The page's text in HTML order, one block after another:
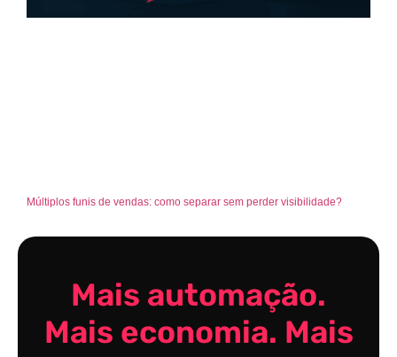
Múltiplos funis de vendas: como separar sem perder visibilidade?
Mais automação.
Mais economia. Mais